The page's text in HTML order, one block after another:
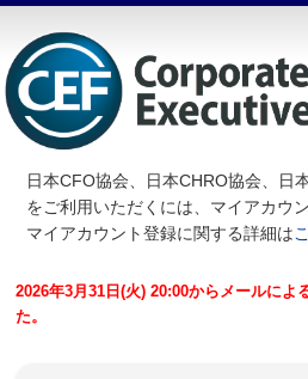
日本CFO協会、日本CHRO協会、日
をご利用いただくには、マイアカウ
マイアカウント登録に関する詳細は
2026年3月31日(火) 20:00からメールによ
た。